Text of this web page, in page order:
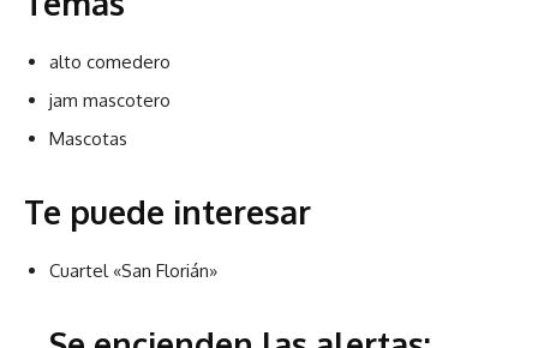
alto comedero
jam mascotero
Mascotas
Te puede interesar
Cuartel «San Florián»